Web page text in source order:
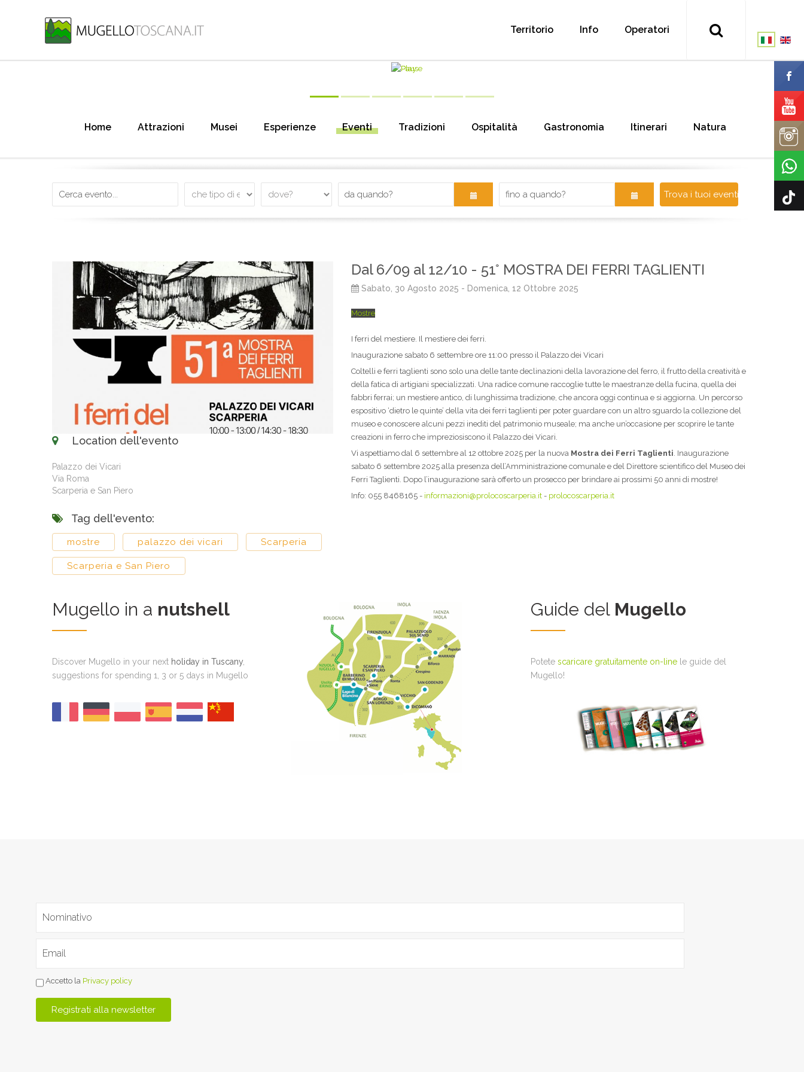
Territorio Info Operatori
Home Attrazioni Musei Esperienze Eventi Tradizioni Ospitalità Gastronomia Itinerari Natura
Trova i tuoi eventi!
Location dell'evento
Palazzo dei Vicari
Via Roma
Scarperia e San Piero
Tag dell'evento:
mostre palazzo dei vicari Scarperia
Scarperia e San Piero
Dal 6/09 al 12/10 - 51° MOSTRA DEI FERRI TAGLIENTI
Sabato, 30 Agosto 2025 - Domenica, 12 Ottobre 2025
Mostre
I ferri del mestiere. Il mestiere dei ferri.
Inaugurazione sabato 6 settembre ore 11:00 presso il Palazzo dei Vicari
Coltelli e ferri taglienti sono solo una delle tante declinazioni della lavorazione del ferro, il frutto della creatività e
della fatica di artigiani specializzati. Una radice comune raccoglie tutte le maestranze della fucina, quella dei
fabbri ferrai; un mestiere antico, di lunghissima tradizione, che ancora oggi continua e si aggiorna. Un percorso
espositivo ‘dietro le quinte’ della vita dei ferri taglienti per poter guardare con un altro sguardo la collezione del
museo e conoscere alcuni pezzi inediti del patrimonio museale; ma anche un’occasione per scoprire le tante
creazioni in ferro che impreziosiscono il Palazzo dei Vicari.
Vi aspettiamo dal 6 settembre al 12 ottobre 2025 per la nuova Mostra dei Ferri Taglienti . Inaugurazione
sabato 6 settembre 2025 alla presenza dell’Amministrazione comunale e del Direttore scientifico del Museo dei
Ferri Taglienti. Dopo l’inaugurazione sarà offerto un prosecco per brindare ai prossimi 50 anni di mostre!
Info: 055 8468165 - informazioni@prolocoscarperia.it - prolocoscarperia.it
Mugello in a nutshell
Discover Mugello in your next holiday in Tuscany
suggestions for spending 1, 3 or 5 days in Mugello
Guide del Mugello
Potete scaricare gratuitamente on-line le guide del
Mugello!
Accetto la Privacy policy